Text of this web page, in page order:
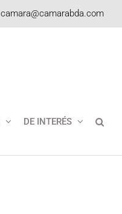
camara@camarabda.com
DE INTERÉS